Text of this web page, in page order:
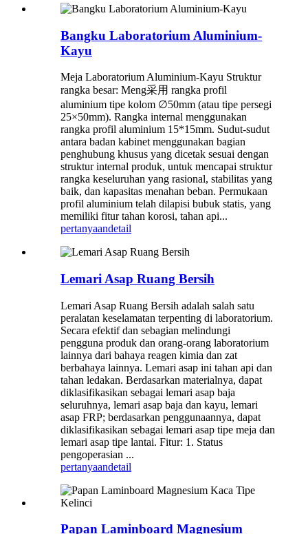
Bangku Laboratorium Aluminium-
Kayu
Meja Laboratorium Aluminium-Kayu Struktur
rangka besar: Meng采用 rangka profil
aluminium tipe kolom ∅50mm (atau tipe persegi
25×50mm). Rangka internal menggunakan
rangka profil aluminium 15*15mm. Sudut-sudut
antara badan kabinet menggunakan bagian
penghubung khusus yang dicetak sesuai dengan
struktur internal produk, untuk mencapai struktur
rangka keseluruhan yang rasional, stabilitas yang
baik, dan kapasitas menahan beban. Permukaan
profil aluminium telah dilapisi bubuk statis, yang
memiliki fitur tahan korosi, tahan api...
pertanyaandetail
Lemari Asap Ruang Bersih
Lemari Asap Ruang Bersih adalah salah satu
peralatan keselamatan terpenting di laboratorium.
Secara efektif dan sebagian melindungi
pengguna produk dan orang-orang laboratorium
lainnya dari bahaya reagen kimia dan zat
berbahaya lainnya. Lemari asap ini tahan api dan
tahan ledakan. Berdasarkan materialnya, dapat
diklasifikasikan sebagai lemari asap baja
seluruhnya, lemari asap baja dan kayu, lemari
asap FRP; berdasarkan penggunaannya, dapat
diklasifikasikan sebagai lemari asap tipe meja dan
lemari asap tipe lantai. Fitur: 1. Status
pengoperasian ...
pertanyaandetail
Papan Laminboard Magnesium